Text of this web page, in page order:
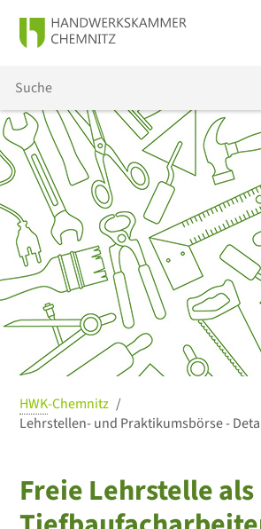
HWK-Chemnitz
Lehrstellen- und Praktikumsbörse -
Freie Lehrstelle als